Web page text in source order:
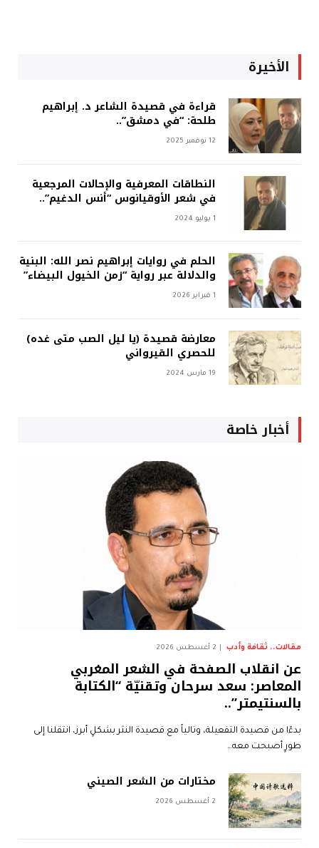
الأخيرة
قراءة في قصيدة الشاعر د. إبراهيم
طلحة: “في دمشق”..
12 نوفمبر 2025
النطاقات المعرفية والإحالات المرجعية
في شعر الأوقيانوس “أنس الدغيم”..
1 يوليو 2024
الحلم في روايات إبراهيم نصر الله: البنية
والدلالة عبر رواية “زمن الخيول البيضاء”
1 فبراير 2026
معارضة قصيدة (يا ليل الصب متى غده)
للحصري القيرواني
19 مارس 2024
أخبار خاصة
مقالات.. ثقافة وأدب 2 أغسطس 2026
عن انقلاب الصفحة في الشعر المغربي
المعاصر: سعد سرحان وتقنيّة “الكتابة
بالسنتيمتر”..
بدءًا من قصيدة التفعيلة، وتالياً مع قصيدة النثر بشكلٍ أبرز، انتقلنا إلى
طورٍ أصبحت معه…
مختارات من الشعر الصيني
2 أغسطس 2026